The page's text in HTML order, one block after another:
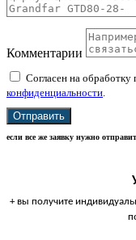
Комментарии
Согласен на
конфиденциальности.
Отправить
если все же заявку нужно
+ вы получите